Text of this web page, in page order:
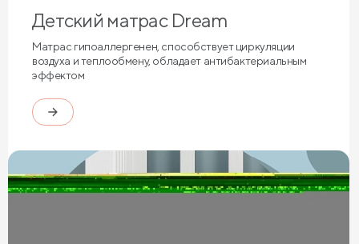
Детский матрас Dream
Матрас гипоаллергенен, способствует циркуляции
воздуха и теплообмену, обладает антибактериальным
эффектом